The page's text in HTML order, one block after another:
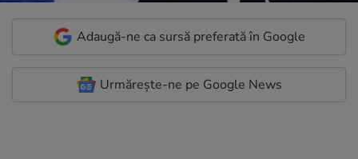
Adaugă-ne ca sursă preferată în Google
Urmărește-ne pe Google News